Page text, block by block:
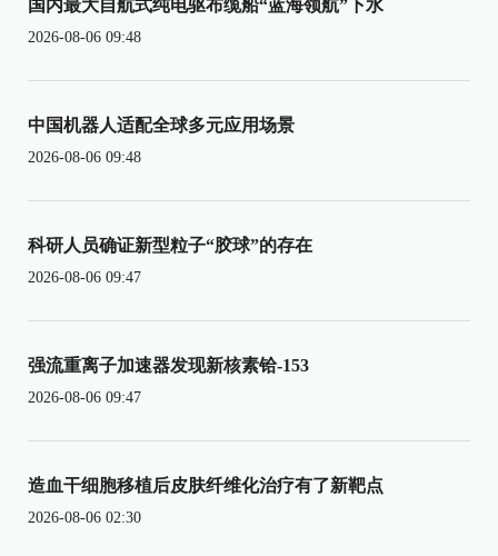
国内最大自航式纯电驱布缆船“蓝海领航”下水
2026-08-06 09:48
中国机器人适配全球多元应用场景
2026-08-06 09:48
科研人员确证新型粒子“胶球”的存在
2026-08-06 09:47
强流重离子加速器发现新核素铪-153
2026-08-06 09:47
造血干细胞移植后皮肤纤维化治疗有了新靶点
2026-08-06 02:30